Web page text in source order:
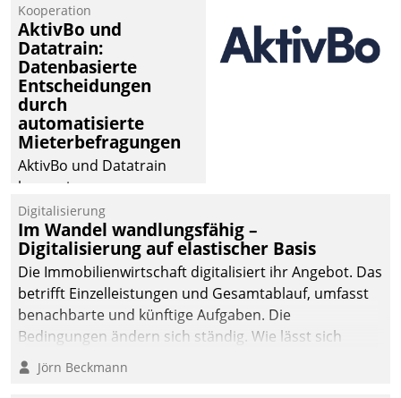
operativen
Instandhaltung in die
SAP-Systemlandschaft
deutscher
Wohnungsunternehmen
– und beschleunigt damit
den Weg vom
Mieteranliegen zum
Kooperation
AktivBo und
Datatrain:
Datenbasierte
Entscheidungen
durch
automatisierte
Mieterbefragungen
AktivBo und Datatrain
kooperieren –
Immobilienunternehmen
profitieren: Die nahtlose
Integration der Lösungen
von AktivBo und
Datatrain ermöglicht
automatisiert ausgelöste,
zielgerichtete
Mieterbefragungen – eine
starke Grundlage für
Digitalisierung
Im Wandel wandlungsfähig –
Digitalisierung auf elastischer Basis
Die Immobilienwirtschaft digitalisiert ihr Angebot. Das
betrifft Einzelleistungen und Gesamtablauf, umfasst
benachbarte und künftige Aufgaben. Die
Bedingungen ändern sich ständig. Wie lässt sich
technisch die Kontrolle wahren und zugleich Freiraum
fürs Wachsen öffnen?
Jörn Beckmann